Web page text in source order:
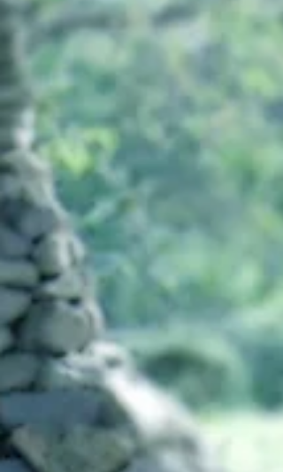
향훈(嚮暈)을 가시적으로 느낄 수 있는 자연의 변화
이다. 한국은 지구상에서 사계절과 24절기의 변화
가장 분명한 나라이다.